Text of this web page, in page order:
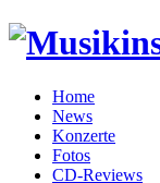
Home
News
Konzerte
Fotos
CD-Reviews